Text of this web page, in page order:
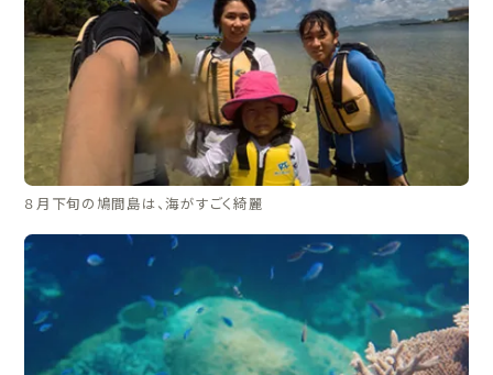
８月下旬の鳩間島は、海がすごく綺麗